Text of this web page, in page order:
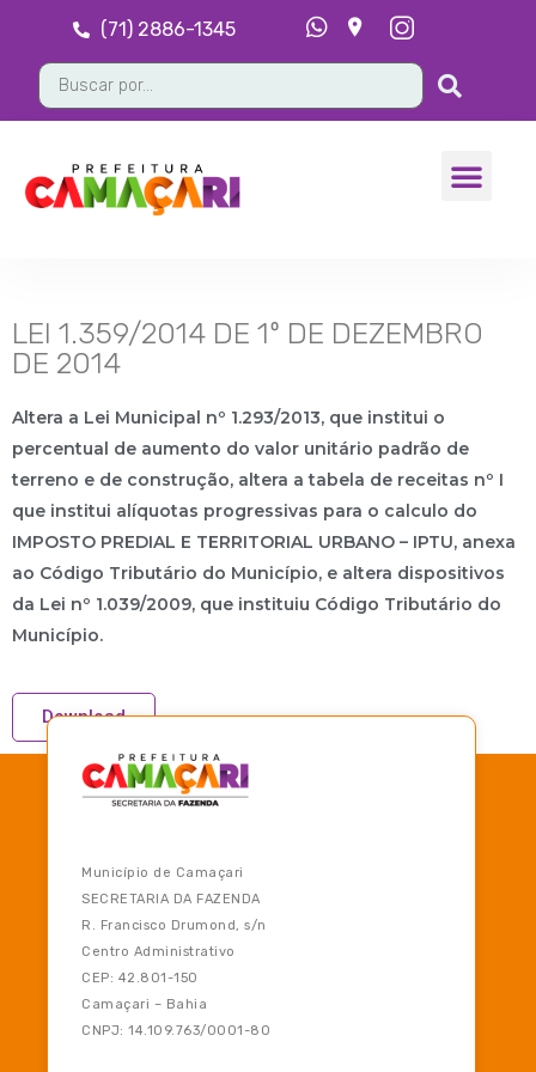
(71) 2886-1345
LEI 1.359/2014 DE 1º DE DEZEMBRO
DE 2014
Altera a Lei Municipal nº 1.293/2013, que institui o
percentual de aumento do valor unitário padrão de
terreno e de construção, altera a tabela de receitas nº I
que institui alíquotas progressivas para o calculo do
IMPOSTO PREDIAL E TERRITORIAL URBANO – IPTU, anexa
ao Código Tributário do Município, e altera dispositivos
da Lei nº 1.039/2009, que instituiu Código Tributário do
Município.
Download
Município de Camaçari
SECRETARIA DA FAZENDA
R. Francisco Drumond, s/n
Centro Administrativo
CEP: 42.801-150
Camaçari – Bahia
CNPJ: 14.109.763/0001-80